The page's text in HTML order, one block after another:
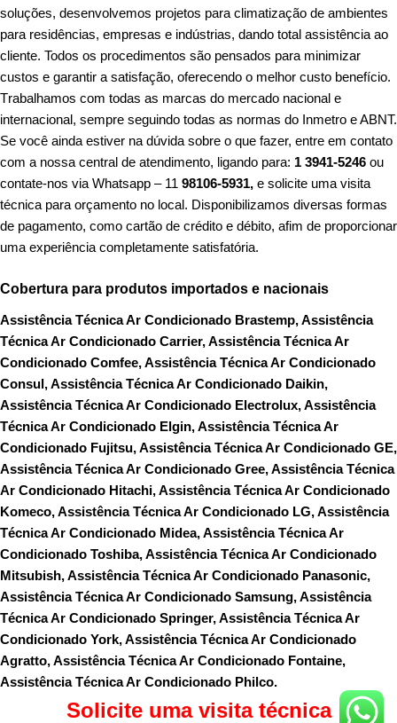
soluções, desenvolvemos projetos para climatização de ambientes
para residências, empresas e indústrias, dando total assistência ao
cliente. Todos os procedimentos são pensados para minimizar
custos e garantir a satisfação, oferecendo o melhor custo benefício.
Trabalhamos com todas as marcas do mercado nacional e
internacional, sempre seguindo todas as normas do Inmetro e ABNT.
Se você ainda estiver na dúvida sobre o que fazer, entre em contato
com a nossa central de atendimento, ligando para: 1 3941-5246 ou
contate-nos via Whatsapp – 11 98106-5931, e solicite uma visita
técnica para orçamento no local. Disponibilizamos diversas formas
de pagamento, como cartão de crédito e débito, afim de proporcionar
uma experiência completamente satisfatória.
Cobertura para produtos importados e nacionais
Assistência Técnica Ar Condicionado Brastemp, Assistência
Técnica Ar Condicionado Carrier, Assistência Técnica Ar
Condicionado Comfee, Assistência Técnica Ar Condicionado
Consul, Assistência Técnica Ar Condicionado Daikin,
Assistência Técnica Ar Condicionado Electrolux, Assistência
Técnica Ar Condicionado Elgin, Assistência Técnica Ar
Condicionado Fujitsu, Assistência Técnica Ar Condicionado GE,
Assistência Técnica Ar Condicionado Gree, Assistência Técnica
Ar Condicionado Hitachi, Assistência Técnica Ar Condicionado
Komeco, Assistência Técnica Ar Condicionado LG, Assistência
Técnica Ar Condicionado Midea, Assistência Técnica Ar
Condicionado Toshiba, Assistência Técnica Ar Condicionado
Mitsubish, Assistência Técnica Ar Condicionado Panasonic,
Assistência Técnica Ar Condicionado Samsung, Assistência
Técnica Ar Condicionado Springer, Assistência Técnica Ar
Condicionado York, Assistência Técnica Ar Condicionado
Agratto, Assistência Técnica Ar Condicionado Fontaine,
Assistência Técnica Ar Condicionado Philco.
Solicite uma visita técnica